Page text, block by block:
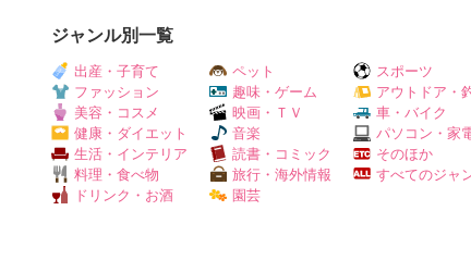
ジャンル別一覧
出産・子育て
ファッション
美容・コスメ
健康・ダイエット
生活・インテリア
料理・食べ物
ドリンク・お酒
ペット
趣味・ゲーム
映画・ＴＶ
音楽
読書・コミック
旅行・海外情報
園芸
スポーツ
アウトドア・
車・バイク
パソコン・家
そのほか
すべてのジャ